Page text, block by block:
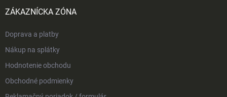
ZÁKAZNÍCKA ZÓNA
Doprava a platby
Nákup na splátky
Hodnotenie obchodu
Obchodné podmienky